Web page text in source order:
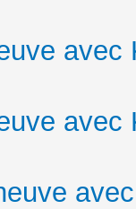
avec
avec